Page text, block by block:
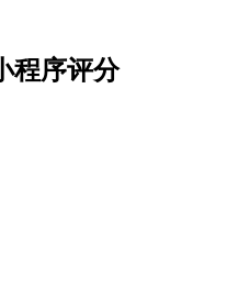
程序评分